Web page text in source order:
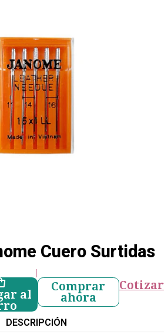
Cuero Surtidas
|
al
Comprar
ahora
Cotizar
DESCRIPCIÓN